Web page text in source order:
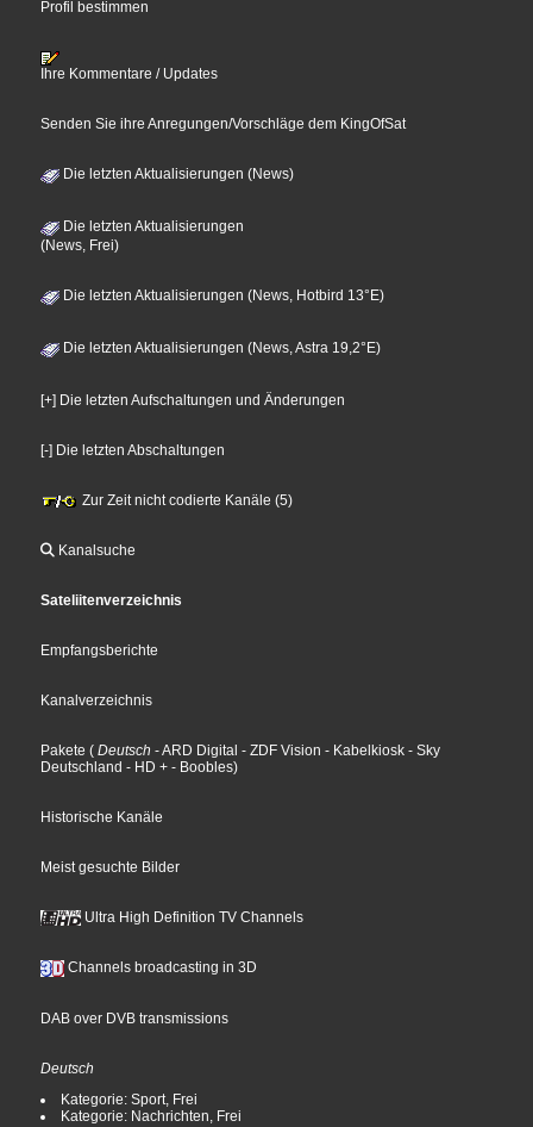
Profil bestimmen
Ihre Kommentare / Updates
Senden Sie ihre Anregungen/Vorschläge dem KingOfSat
Die letzten Aktualisierungen (News)
Die letzten Aktualisierungen
(News, Frei)
Die letzten Aktualisierungen (News, Hotbird 13°E)
Die letzten Aktualisierungen (News, Astra 19,2°E)
[+] Die letzten Aufschaltungen und Änderungen
[-] Die letzten Abschaltungen
Zur Zeit nicht codierte Kanäle (5)
Kanalsuche
Sateliitenverzeichnis
Empfangsberichte
Kanalverzeichnis
Pakete ( Deutsch - ARD Digital - ZDF Vision - Kabelkiosk - Sky
Deutschland - HD + - Boobles)
Historische Kanäle
Meist gesuchte Bilder
Ultra High Definition TV Channels
Channels broadcasting in 3D
DAB over DVB transmissions
Deutsch
Kategorie: Sport, Frei
Kategorie: Nachrichten, Frei